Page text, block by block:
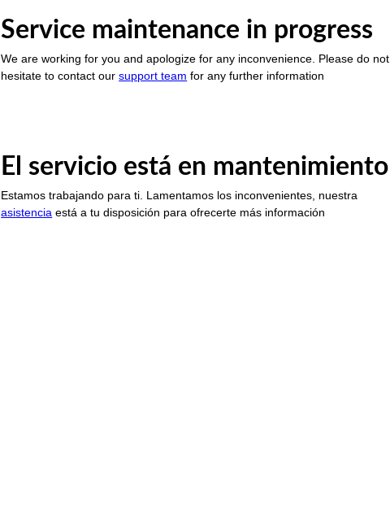
Service maintenance in progress
We are working for you and apologize for any inconvenience. Please do not
hesitate to contact oursupport team for any further information
El servicio está en mantenimiento
Estamos trabajando para ti. Lamentamos los inconvenientes, nuestra
asistencia está a tu disposición para ofrecerte más información